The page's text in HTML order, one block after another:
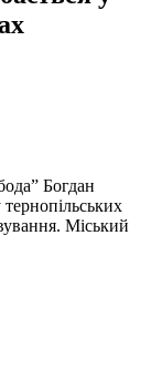
Богдан
Міський